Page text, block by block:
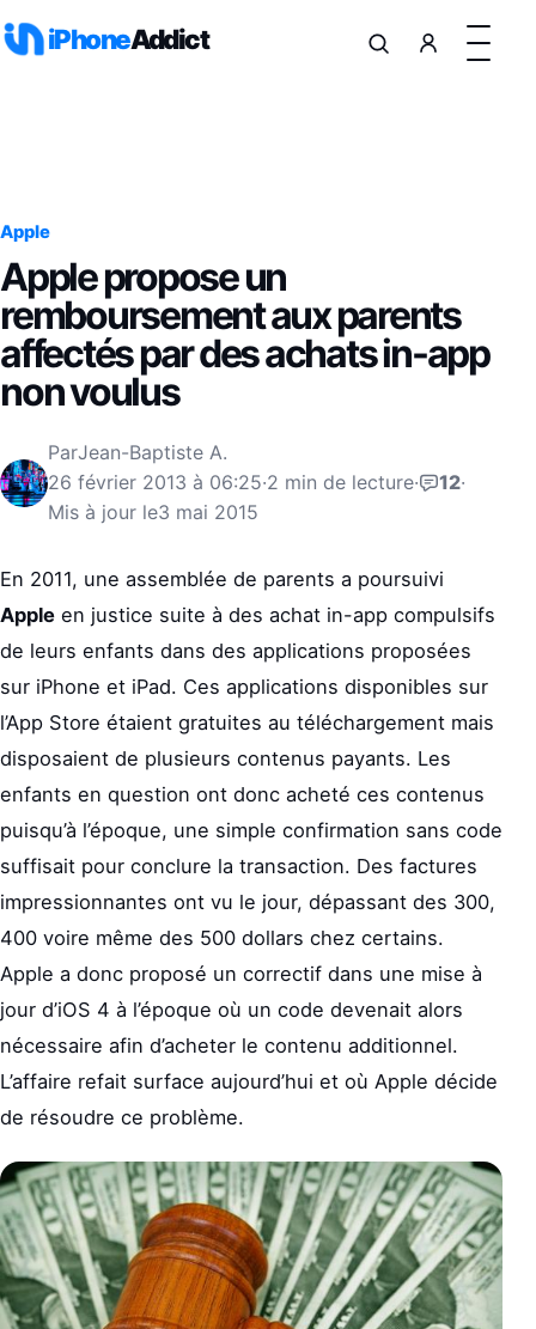
iPhoneAddict
Apple
Apple propose un
remboursement aux parents
affectés par des achats in-app
non voulus
ParJean-Baptiste A.
26 février 2013 à 06:25·2 min de lecture· 12·
Mis à jour le3 mai 2015
En 2011, une assemblée de parents a poursuivi
Apple en justice suite à des achat in-app compulsifs
de leurs enfants dans des applications proposées
sur iPhone et iPad. Ces applications disponibles sur
l’App Store étaient gratuites au téléchargement mais
disposaient de plusieurs contenus payants. Les
enfants en question ont donc acheté ces contenus
puisqu’à l’époque, une simple confirmation sans code
suffisait pour conclure la transaction. Des factures
impressionnantes ont vu le jour, dépassant des 300,
400 voire même des 500 dollars chez certains.
Apple a donc proposé un correctif dans une mise à
jour d’iOS 4 à l’époque où un code devenait alors
nécessaire afin d’acheter le contenu additionnel.
L’affaire refait surface aujourd’hui et où Apple décide
de résoudre ce problème.